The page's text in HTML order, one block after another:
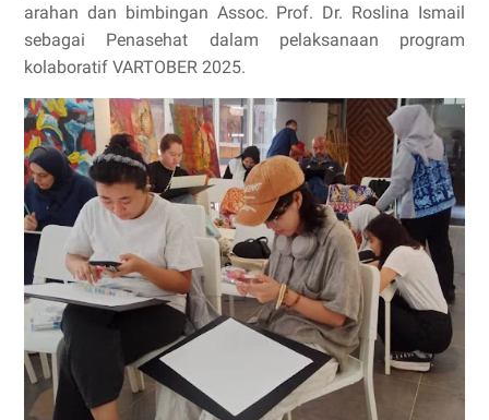
arahan dan bimbingan Assoc. Prof. Dr. Roslina Ismail
sebagai Penasehat dalam pelaksanaan program
kolaboratif VARTOBER 2025.